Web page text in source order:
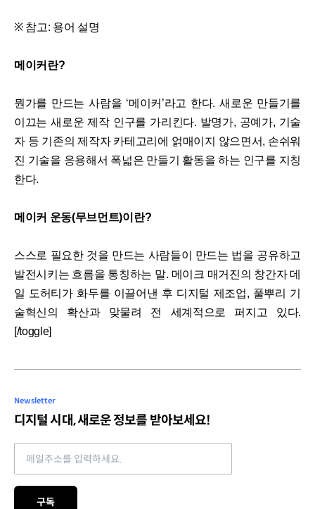
※ 참고: 용어 설명
메이커란?
뭔가를 만드는 사람을 ‘메이커’라고 한다. 새로운 만들기를
이끄는 새로운 제작 인구를 가리킨다. 발명가, 공예가, 기술
자 등 기존의 제작자 카테고리에 얽매이지 않으면서, 손쉬워
진 기술을 응용해서 폭넓은 만들기 활동을 하는 인구를 지칭
한다.
메이커 운동(무브먼트)이란?
스스로 필요한 것을 만드는 사람들이 만드는 법을 공유하고
발전시키는 흐름을 통칭하는 말. 메이크 매거진의 창간자 데
일 도허티가 화두를 이끌어낸 후 디지털 제조업, 풀뿌리 기
술혁신의 확산과 맞물려 전 세계적으로 퍼지고 있다.
[/toggle]
Newsletter
디지털 시대, 새로운 정보를 받아보세요!
Email address
구독